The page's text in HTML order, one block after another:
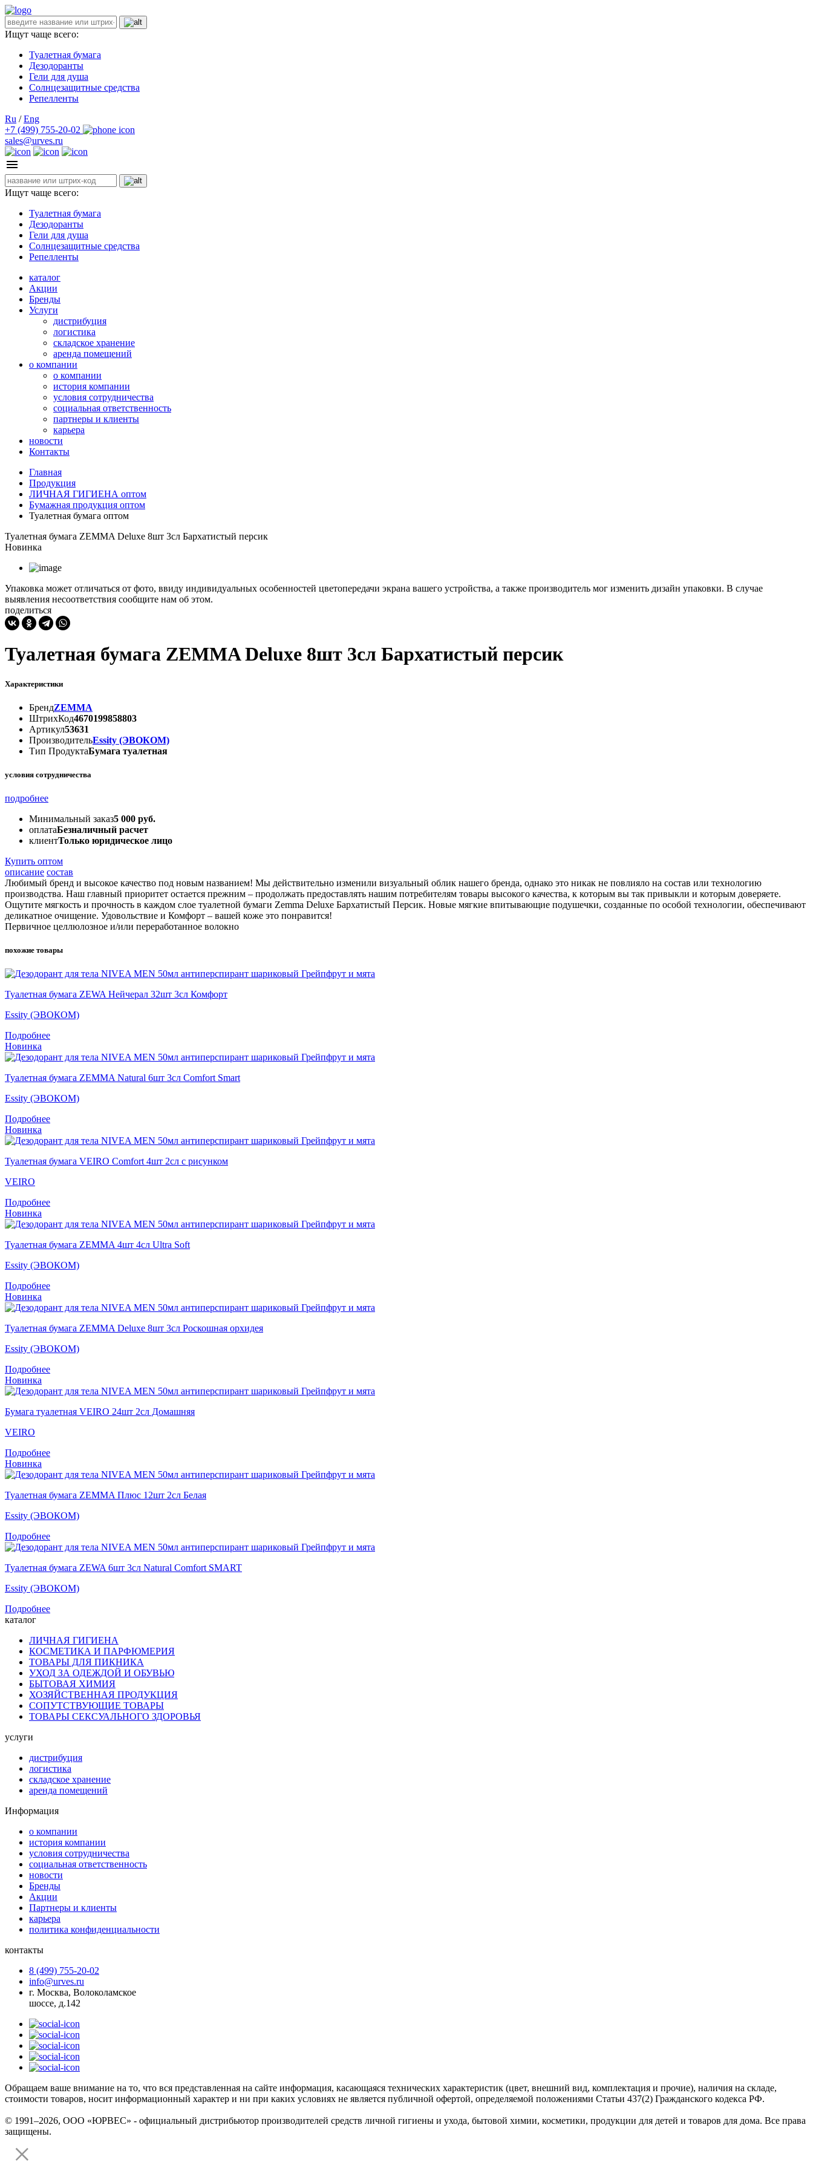
Ищут чаще всего:
Туалетная бумага
Дезодоранты
Гели для душа
Солнцезащитные средства
Репелленты
Ru / Eng
+7 (499) 755-20-02
sales@urves.ru
Ищут чаще всего:
Туалетная бумага
Дезодоранты
Гели для душа
Солнцезащитные средства
Репелленты
каталог
Акции
Бренды
Услуги
дистрибуция
логистика
складское хранение
аренда помещений
о компании
о компании
история компании
условия сотрудничества
социальная ответственность
партнеры и клиенты
карьера
новости
Контакты
Главная
Продукция
ЛИЧНАЯ ГИГИЕНА оптом
Бумажная продукция оптом
Туалетная бумага оптом
Туалетная бумага ZEMMA Deluxe 8шт 3сл Бархатистый персик
Новинка
Упаковка может отличаться от фото, ввиду индивидуальных особенностей цветопередачи экрана вашего устройства, а также производитель мог изменить дизайн упаковки. В случае
выявления несоответствия сообщите нам об этом.
поделиться
Туалетная бумага ZEMMA Deluxe 8шт 3сл Бархатистый персик
Характеристики
БрендZEMMA
ШтрихКод4670199858803
Артикул53631
ПроизводительEssity (ЭВОКОМ)
Тип ПродуктаБумага туалетная
условия сотрудничества
подробнее
Минимальный заказ5 000 руб.
оплатаБезналичный расчет
клиентТолько юридическое лицо
Купить оптом
описание состав
Любимый бренд и высокое качество под новым названием! Мы действительно изменили визуальный облик нашего бренда, однако это никак не повлияло на состав или технологию
производства. Наш главный приоритет остается прежним – продолжать предоставлять нашим потребителям товары высокого качества, к которым вы так привыкли и которым доверяете.
Ощутите мягкость и прочность в каждом слое туалетной бумаги Zemma Deluxe Бархатистый Персик. Новые мягкие впитывающие подушечки, созданные по особой технологии, обеспечивают
деликатное очищение. Удовольствие и Комфорт – вашей коже это понравится!
Первичное целлюлозное и/или переработанное волокно
похожие товары
Туалетная бумага ZEWA Нейчерал 32шт 3сл Комфорт
Essity (ЭВОКОМ)
Подробнее
Новинка
Туалетная бумага ZEMMA Natural 6шт 3сл Comfort Smart
Essity (ЭВОКОМ)
Подробнее
Новинка
Туалетная бумага VEIRO Comfort 4шт 2сл с рисунком
VEIRO
Подробнее
Новинка
Туалетная бумага ZEMMA 4шт 4сл Ultra Soft
Essity (ЭВОКОМ)
Подробнее
Новинка
Туалетная бумага ZEMMA Deluxe 8шт 3сл Роскошная орхидея
Essity (ЭВОКОМ)
Подробнее
Новинка
Бумага туалетная VEIRO 24шт 2сл Домашняя
VEIRO
Подробнее
Новинка
Туалетная бумага ZEMMA Плюс 12шт 2сл Белая
Essity (ЭВОКОМ)
Подробнее
Туалетная бумага ZEWA 6шт 3сл Natural Comfort SMART
Essity (ЭВОКОМ)
Подробнее
каталог
ЛИЧНАЯ ГИГИЕНА
КОСМЕТИКА И ПАРФЮМЕРИЯ
ТОВАРЫ ДЛЯ ПИКНИКА
УХОД ЗА ОДЕЖДОЙ И ОБУВЬЮ
БЫТОВАЯ ХИМИЯ
ХОЗЯЙСТВЕННАЯ ПРОДУКЦИЯ
СОПУТСТВУЮЩИЕ ТОВАРЫ
ТОВАРЫ СЕКСУАЛЬНОГО ЗДОРОВЬЯ
услуги
дистрибуция
логистика
складское хранение
аренда помещений
Информация
о компании
история компании
условия сотрудничества
социальная ответственность
новости
Бренды
Акции
Партнеры и клиенты
карьера
политика конфиденциальности
контакты
8 (499) 755-20-02
info@urves.ru
г. Москва, Волоколамское
шоссе, д.142
Обращаем ваше внимание на то, что вся представленная на сайте информация, касающаяся технических характеристик (цвет, внешний вид, комплектация и прочие), наличия на складе,
стоимости товаров, носит информационный характер и ни при каких условиях не является публичной офертой, определяемой положениями Статьи 437(2) Гражданского кодекса РФ.
© 1991–2026, ООО «ЮРВЕС» - официальный дистрибьютор производителей средств личной гигиены и ухода, бытовой химии, косметики, продукции для детей и товаров для дома. Все права
защищены.